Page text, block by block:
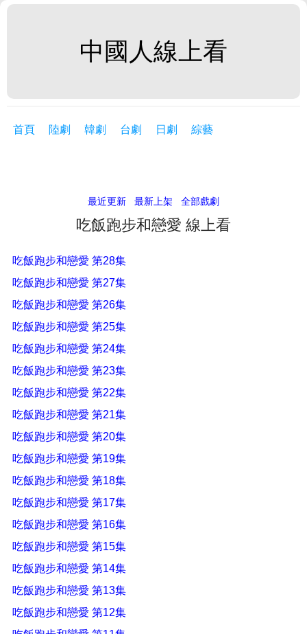
中國人線上看
首頁 陸劇 韓劇 台劇 日劇 綜藝
最近更新 最新上架 全部戲劇
吃飯跑步和戀愛 線上看
吃飯跑步和戀愛 第28集
吃飯跑步和戀愛 第27集
吃飯跑步和戀愛 第26集
吃飯跑步和戀愛 第25集
吃飯跑步和戀愛 第24集
吃飯跑步和戀愛 第23集
吃飯跑步和戀愛 第22集
吃飯跑步和戀愛 第21集
吃飯跑步和戀愛 第20集
吃飯跑步和戀愛 第19集
吃飯跑步和戀愛 第18集
吃飯跑步和戀愛 第17集
吃飯跑步和戀愛 第16集
吃飯跑步和戀愛 第15集
吃飯跑步和戀愛 第14集
吃飯跑步和戀愛 第13集
吃飯跑步和戀愛 第12集